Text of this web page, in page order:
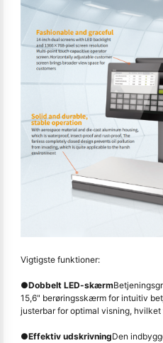
Vigtigste funktioner:
●Dobbelt LED-skærm
15,6" berøringsskærm for intuitiv
justerbar for optimal visning,
●Effektiv udskrivningDen